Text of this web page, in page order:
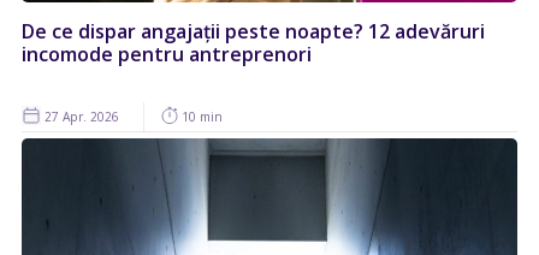
De ce dispar angajații peste noapte? 12 adevăruri
incomode pentru antreprenori
27 Apr. 2026 10 min